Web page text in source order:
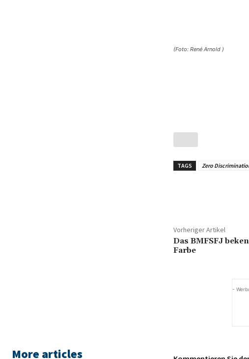
(Foto: René Arnold )
TAGS Zero
Vorheriger Artikel
Das BMFSFJ
Farbe
-
More articles